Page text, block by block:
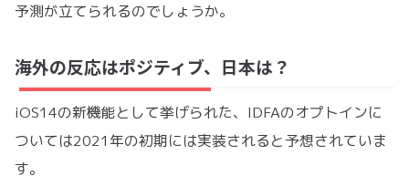
予測が立てられるのでしょうか。
海外の反応はポジティブ、日本は？
iOS14の新機能として挙げられた、IDFAのオプトインに
ついては2021年の初期には実装されると予想されていま
す。